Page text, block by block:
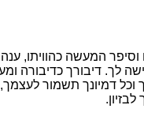
וסיפר המעשה כהוויתו,
לך. דיבורך כדיבורה
וכל דמיונך תשמור
לבזיון.